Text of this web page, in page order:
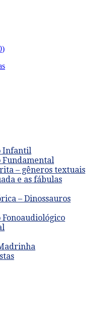
)
Infantil
Fundamental
– gêneros textuais
e as fábulas
– Dinossauros